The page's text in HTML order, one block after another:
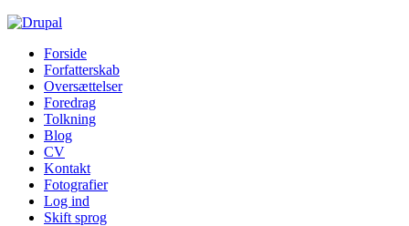
Forside
Forfatterskab
Oversættelser
Foredrag
Tolkning
Blog
CV
Kontakt
Fotografier
Log ind
Skift sprog